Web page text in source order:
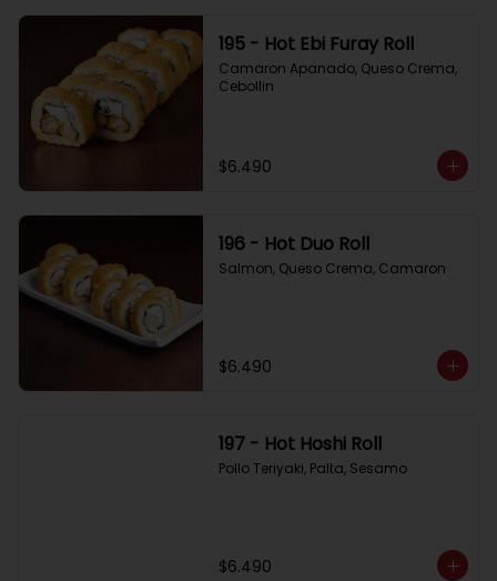
195 - Hot Ebi Furay Roll
Camaron Apanado, Queso Crema,
Cebollin
$6.490
196 - Hot Duo Roll
Salmon, Queso Crema, Camaron
$6.490
197 - Hot Hoshi Roll
Pollo Teriyaki, Palta, Sesamo
$6.490